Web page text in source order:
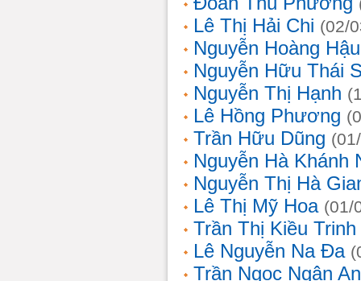
Lê Thị Hải Chi (02/
Nguyễn Hoàng Hậu
Nguyễn Hữu Thái
Nguyễn Thị Hạnh
Lê Hồng Phương
Trần Hữu Dũng
Nguyễn Hà Khánh
Nguyễn Thị Hà
Lê Thị Mỹ Hoa (01/
Trần Thị Kiều Trinh
Lê Nguyễn Na Đa
Trần Ngọc Ngân